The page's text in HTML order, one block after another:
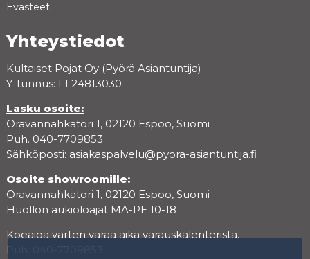
Evästeet
Yhteystiedot
Kultaiset Pojat Oy (Pyörä Asiantuntija)
Y-tunnus: FI 24813030
Lasku osoite:
Oravannahkatori 1, 02120 Espoo, Suomi
Puh. 040-7709853
Sähköposti: asiakaspalvelu@pyora-asiantuntija.fi
Osoite showroomille:
Oravannahkatori 1, 02120 Espoo, Suomi
Huollon aukioloajat MA-PE 10-18
Koeajoa varten varaa aika varauskalenterista.